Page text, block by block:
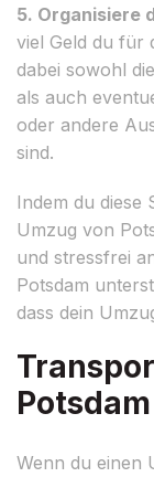
5. Organisiere
viel Geld du für
dabei sowohl die
als auch
oder andere
sind.
Indem du diese
Umzug von
und stressfrei
Potsdam
dass dein
Wenn du einen